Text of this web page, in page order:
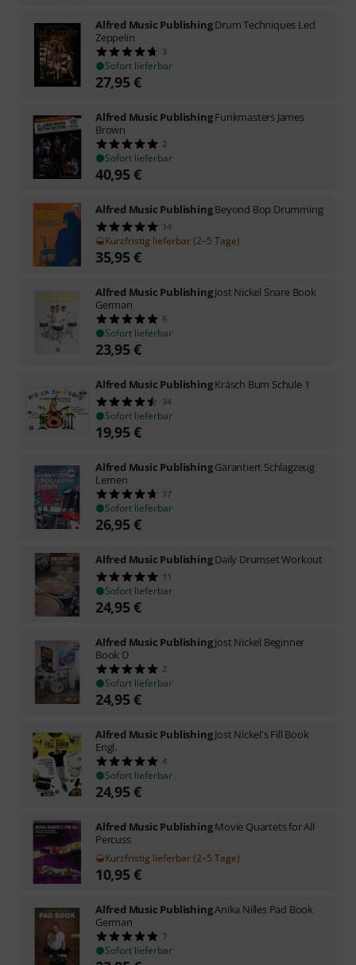
Alfred Music PublishingDrum Techniques Led
Zeppelin
3
Sofort lieferbar
27,95€
Alfred Music PublishingFunkmasters James
Brown
2
Sofort lieferbar
40,95€
Alfred Music PublishingBeyond Bop Drumming
14
Kurzfristig lieferbar (2–5 Tage)
35,95€
Alfred Music PublishingJost Nickel Snare Book
German
5
Sofort lieferbar
23,95€
Alfred Music PublishingKräsch Bum Schule 1
34
Sofort lieferbar
19,95€
Alfred Music PublishingGarantiert Schlagzeug
Lernen
17
Sofort lieferbar
26,95€
Alfred Music PublishingDaily Drumset Workout
11
Sofort lieferbar
24,95€
Alfred Music PublishingJost Nickel Beginner
Book D
2
Sofort lieferbar
24,95€
Alfred Music PublishingJost Nickel's Fill Book
Engl.
4
Sofort lieferbar
24,95€
Alfred Music PublishingMovie Quartets for All
Percuss
Kurzfristig lieferbar (2–5 Tage)
10,95€
Alfred Music PublishingAnika Nilles Pad Book
German
7
Sofort lieferbar